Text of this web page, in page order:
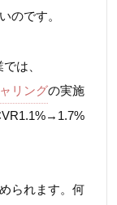
のです。
は、
リングの実施
られます。何